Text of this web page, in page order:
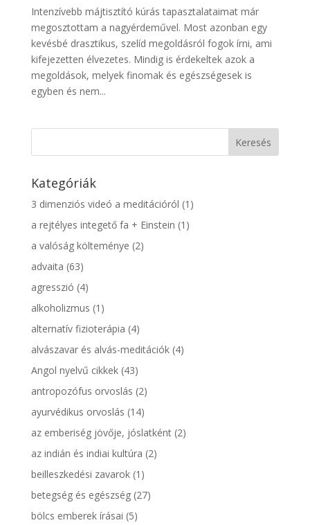
Intenzívebb májtisztító kúrás tapasztalataimat már
megosztottam a nagyérdeművel. Most azonban egy
kevésbé drasztikus, szelíd megoldásról fogok írni, ami
kifejezetten élvezetes. Mindig is érdekeltek azok a
megoldások, melyek finomak és egészségesek is
egyben és nem...
Kategóriák
3 dimenziós videó a meditációról (1)
a rejtélyes integető fa + Einstein (1)
a valóság költeménye (2)
advaita (63)
agresszió (4)
alkoholizmus (1)
alternatív fizioterápia (4)
alvászavar és alvás-meditációk(4)
Angol nyelvű cikkek(43)
antropozófus orvoslás (2)
ayurvédikus orvoslás (14)
az emberiség jövője, jóslatként(2)
az indián és indiai kultúra (2)
beilleszkedési zavarok(1)
betegség és egészség(27)
bölcs emberek írásai (5)